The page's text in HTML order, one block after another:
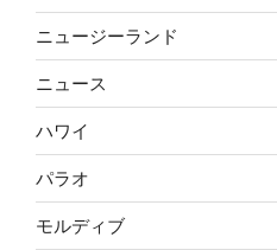
ニュージーランド
ニュース
ハワイ
パラオ
モルディブ